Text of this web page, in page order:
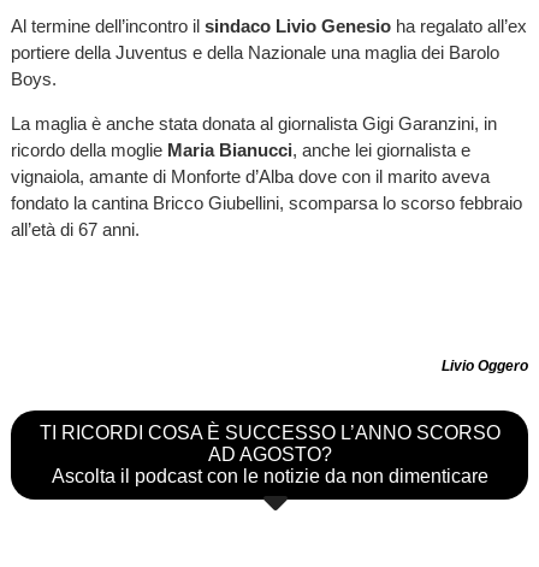
Al termine dell’incontro il sindaco Livio Genesioha regalato all’ex
portiere della Juventus e della Nazionale una maglia dei Barolo
Boys.
La maglia è anche stata donata al giornalista Gigi Garanzini, in
ricordo della moglie Maria Bianucci, anche lei giornalista e
vignaiola, amante di Monforte d’Alba dove con il marito aveva
fondato la cantina Bricco Giubellini, scomparsa lo scorso febbraio
all’età di 67 anni.
Livio Oggero
TI RICORDI COSA È SUCCESSO L’ANNO SCORSO
AD AGOSTO?
Ascolta il podcast con le notizie da non dimenticare